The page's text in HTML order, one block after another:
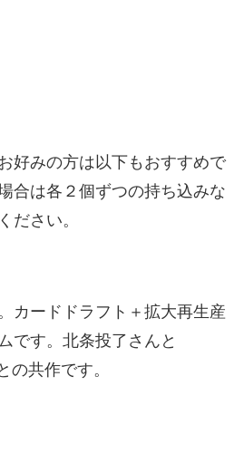
好みの方は以下もおすすめで
合は各２個ずつの持ち込みな
ださい。
カードドラフト＋拡大再生産
です。北条投了さんと
の共作です。